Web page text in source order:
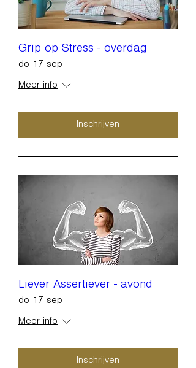
Grip op Stress - overdag
do 17 sep
Meer info
Inschrijven
Liever Assertiever - avond
do 17 sep
Meer info
Inschrijven